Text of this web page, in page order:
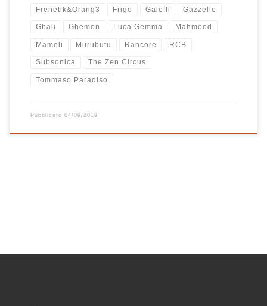
Frenetik&Orang3 Frigo Galeffi Gazzelle
Ghali Ghemon Luca Gemma Mahmood
Mameli Murubutu Rancore RCB
Subsonica The Zen Circus
Tommaso Paradiso
Pubblicato 04/09/2019